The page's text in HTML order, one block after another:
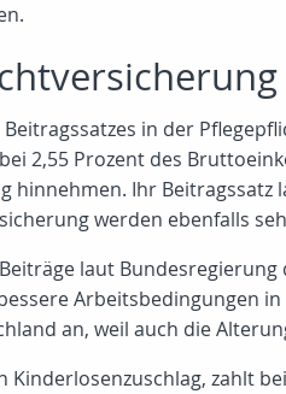
in der
2,55 Prozent des
hinnehmen. Ihr
werden ebenfalls
laut
Arbeitsbedingungen
an, weil auch die
Kinderlosenzuschlag, zahlt